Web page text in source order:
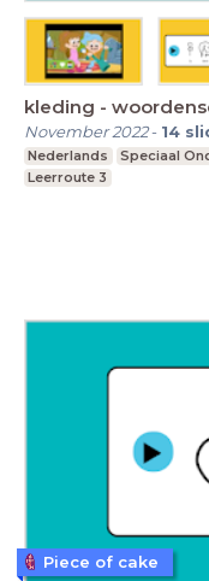
kleding -
November 2022- 14
Nederlands Speciaal
Leerroute 3
Piece of cake